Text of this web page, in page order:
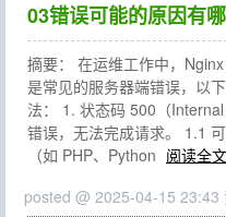
03错误可能的原因有哪
摘要： 在运维工作中，
是常见的服务器端错误，以
法： 1. 状态码 500（
错误，无法完成请求。 1.1
（如 PHP、Python 阅读全文
posted @ 2025-04-15 23:43